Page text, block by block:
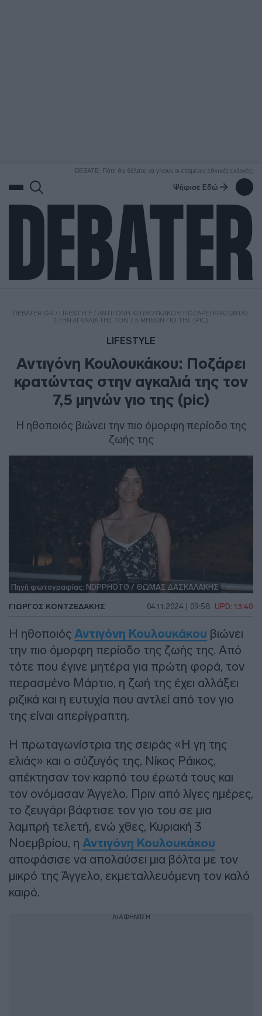
DEBATE: Πότε θα θέλατε να γίνουν οι επόμενες εθνικές εκλογές;
Ψήφισε Εδώ
DEBATER.GR / LIFESTYLE / ΑΝΤΙΓΌΝΗ ΚΟΥΛΟΥΚΆΚΟΥ: ΠΟΖΆΡΕΙ ΚΡΑΤΏΝΤΑΣ
ΣΤΗΝ ΑΓΚΑΛΙΆ ΤΗΣ ΤΟΝ 7,5 ΜΗΝΏΝ ΓΙΟ ΤΗΣ (PIC)
LIFESTYLE
Αντιγόνη Κουλουκάκου: Ποζάρει
κρατώντας στην αγκαλιά της τον
7,5 μηνών γιο της (pic)
Η ηθοποιός βιώνει την πιο όμορφη περίοδο της
ζωής της
Πηγή φωτογραφίας: NDPPHOTO / ΘΩΜΑΣ ΔΑΣΚΑΛΑΚΗΣ
ΓΙΏΡΓΟΣ ΚΟΝΤΖΕΔΆΚΗΣ 04.11.2024 | 09:58 UPD: 13:40
Η ηθοποιός Αντιγόνη Κουλουκάκου βιώνει
την πιο όμορφη περίοδο της ζωής της. Από
τότε που έγινε μητέρα για πρώτη φορά, τον
περασμένο Μάρτιο, η ζωή της έχει αλλάξει
ριζικά και η ευτυχία που αντλεί από τον γιο
της είναι απερίγραπτη.
Η πρωταγωνίστρια της σειράς «Η γη της
ελιάς» και ο σύζυγός της, Νίκος Ράικος,
απέκτησαν τον καρπό του έρωτά τους και
τον ονόμασαν Άγγελο. Πριν από λίγες ημέρες,
το ζευγάρι βάφτισε τον γιο του σε μια
λαμπρή τελετή, ενώ χθες, Κυριακή 3
Νοεμβρίου, η Αντιγόνη Κουλουκάκου
αποφάσισε να απολαύσει μια βόλτα με τον
μικρό της Άγγελο, εκμεταλλευόμενη τον καλό
καιρό.
ΔΙΑΦΗΜΙΣΗ